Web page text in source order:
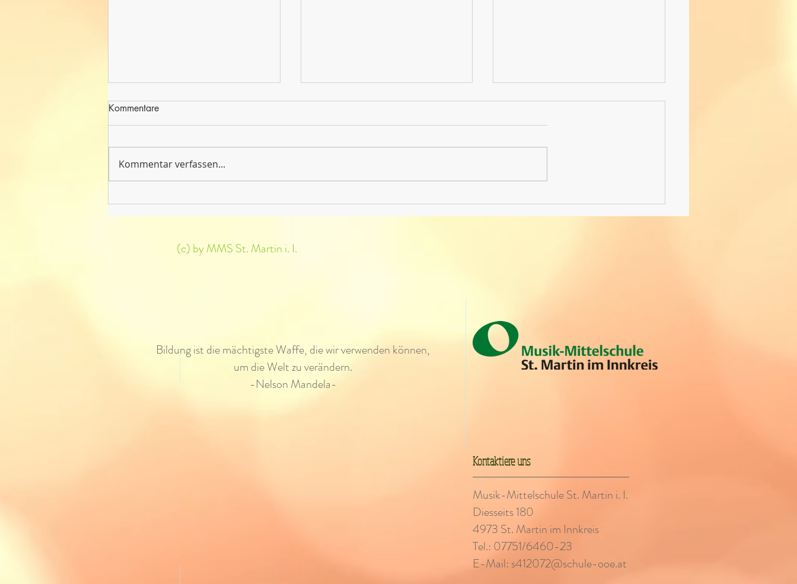
Englisch Theater 3. + 4.
Klassen
Erfolg beim VCÖ-
Projektwettbewerb „Green
Kommentare
Kommentar verfassen...
(c) by MMS St. Martin i. I.
Bildung ist die mächtigste Waffe, die wir verwenden können,
um die Welt zu verändern.
-Nelson Mandela-
Kontaktiere uns
Musik-Mittelschule St. Martin i. I.
Diesseits 180
4973 St. Martin im Innkreis
Tel.: 07751/6460-23
E-Mail: s412072@schule-ooe.at